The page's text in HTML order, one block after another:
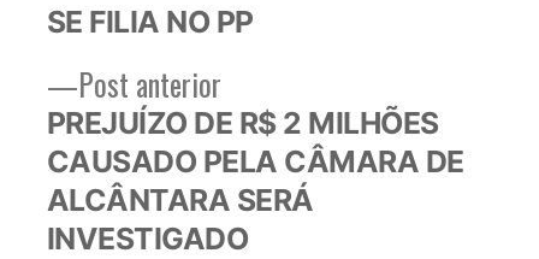
Post
Post anteriorPost
anterior:
PREJUÍZO DE R$ 2 MILHÕES
CAUSADO PELA CÂMARA DE
ALCÂNTARA SERÁ
INVESTIGADO
SE FILIA NO PP